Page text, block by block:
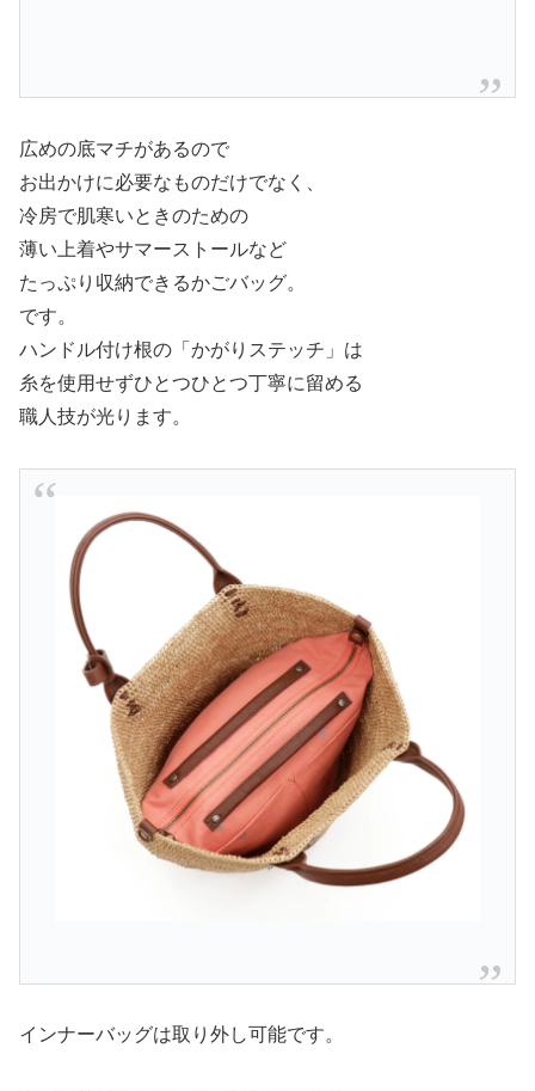
広めの底マチがあるので
お出かけに必要なものだけでなく、
冷房で肌寒いときのための
薄い上着やサマーストールなど
たっぷり収納できるかごバッグ。
です。
ハンドル付け根の「かがりステッチ」は
糸を使用せずひとつひとつ丁寧に留める
職人技が光ります。
インナーバッグは取り外し可能です。